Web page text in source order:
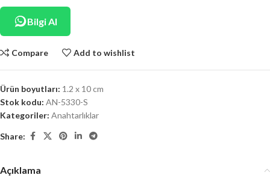
Bilgi Al
Compare Add to wishlist
Ürün boyutları: 1.2 x 10 cm
Stok kodu: AN-5330-S
Kategoriler: Anahtarlıklar
Share:
Açıklama